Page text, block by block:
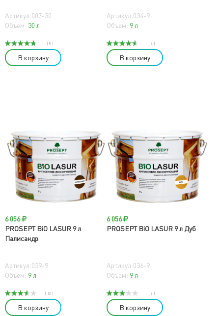
Артикул:007-30
Объем: 30 л
( 5 )
В корзину
Артикул:034-9
Объем: 9 л
( 4 )
В корзину
6 056
PROSEPT BiO LASUR 9 л
Палисандр
Артикул:039-9
Объем: 9 л
( 12 )
В корзину
6 056
PROSEPT BiO LASUR 9 л Дуб
Артикул:036-9
Объем: 9 л
( 2 )
В корзину